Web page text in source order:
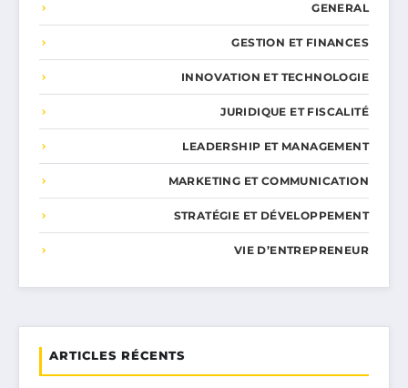
GENERAL
GESTION ET FINANCES
INNOVATION ET TECHNOLOGIE
JURIDIQUE ET FISCALITÉ
LEADERSHIP ET MANAGEMENT
MARKETING ET COMMUNICATION
STRATÉGIE ET DÉVELOPPEMENT
VIE D’ENTREPRENEUR
ARTICLES RÉCENTS